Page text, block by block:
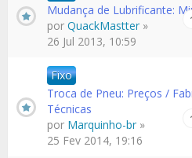
Mudança de Lubrificante:
por QuackMastter »
26 Jul 2013, 10:59
Fixo
Troca de Pneu: Preços /
Técnicas
por Marquinho-br »
25 Fev 2014, 19:16